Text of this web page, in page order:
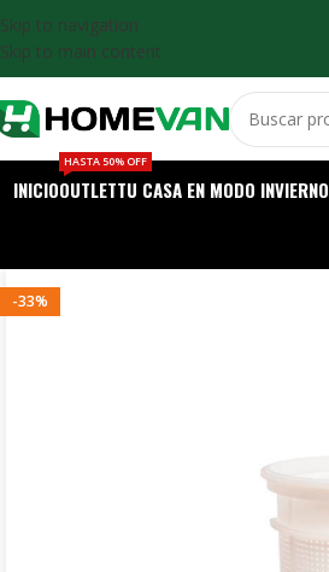
Skip to navigation
Skip to main content
INICIOOUTLET
HASTA 50% OFF
TU CASA EN MODO INVIERNO
-33%